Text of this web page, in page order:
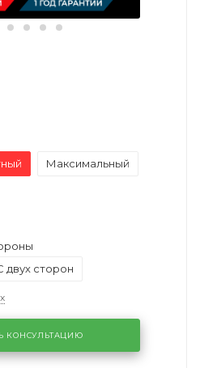
Максимальный
двух сторон
КОНСУЛЬТАЦИЮ